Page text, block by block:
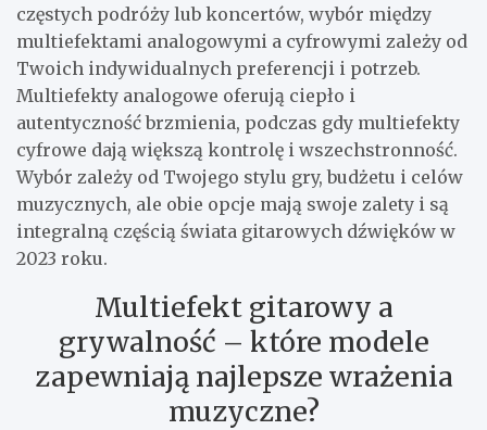
częstych podróży lub koncertów, wybór między
multiefektami analogowymi a cyfrowymi zależy od
Twoich indywidualnych preferencji i potrzeb.
Multiefekty analogowe oferują ciepło i
autentyczność brzmienia, podczas gdy multiefekty
cyfrowe dają większą kontrolę i wszechstronność.
Wybór zależy od Twojego stylu gry, budżetu i celów
muzycznych, ale obie opcje mają swoje zalety i są
integralną częścią świata gitarowych dźwięków w
2023 roku.
Multiefekt gitarowy a
grywalność – które modele
zapewniają najlepsze wrażenia
muzyczne?